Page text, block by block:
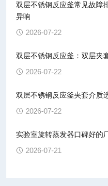
双层不锈钢反应釜常见故障
异响
2026-07-22
双层不锈钢反应釜：双层夹
2026-07-22
双层不锈钢反应釜夹套介质
2026-07-22
实验室旋转蒸发器口碑好的
2026-07-21